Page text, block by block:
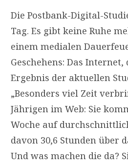
Die Postbank-Digital-
Tag. Es gibt keine Ruhe
einem medialen
Geschehens: Das Internet,
Ergebnis der aktuellen
„Besonders viel Zeit
Jährigen im Web: Sie
Woche auf
davon 30,6 Stunden über
Und was machen die da?